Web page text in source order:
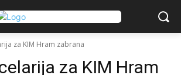
za KIM Hram zabrana
za KIM Hram